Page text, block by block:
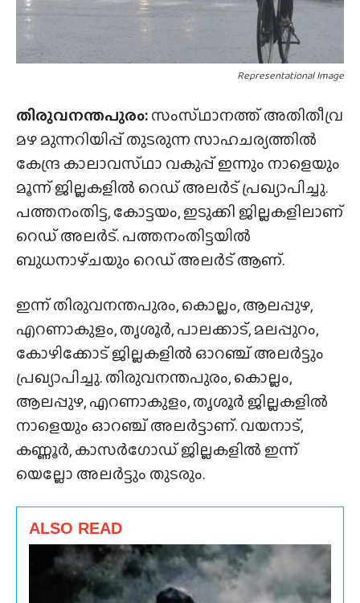
Representational Image
തിരുവനന്തപുരം:സംസ്‌ഥാനത്ത്‌ അതിതീവ്ര
മഴ മുന്നറിയിപ്പ് തുടരുന്ന സാഹചര്യത്തിൽ
കേന്ദ്ര കാലാവസ്‌ഥാ വകുപ്പ് ഇന്നും നാളെയും
മൂന്ന് ജില്ലകളിൽ റെഡ് അലർട് പ്രഖ്യാപിച്ചു.
പത്തനംതിട്ട, കോട്ടയം, ഇടുക്കി ജില്ലകളിലാണ്
റെഡ് അലർട്. പത്തനംതിട്ടയിൽ
ബുധനാഴ്‌ചയും റെഡ് അലർട് ആണ്.
ഇന്ന് തിരുവനന്തപുരം, കൊല്ലം, ആലപ്പുഴ,
എറണാകുളം, തൃശൂർ, പാലക്കാട്, മലപ്പുറം,
കോഴിക്കോട് ജില്ലകളിൽ ഓറഞ്ച് അലർട്ടും
പ്രഖ്യാപിച്ചു. തിരുവനന്തപുരം, കൊല്ലം,
ആലപ്പുഴ, എറണാകുളം, തൃശൂർ ജില്ലകളിൽ
നാളെയും ഓറഞ്ച് അലർട്ടാണ്. വയനാട്,
കണ്ണൂർ, കാസർഗോഡ് ജില്ലകളിൽ ഇന്ന്
യെല്ലോ അലർട്ടും തുടരും.
ALSO READ